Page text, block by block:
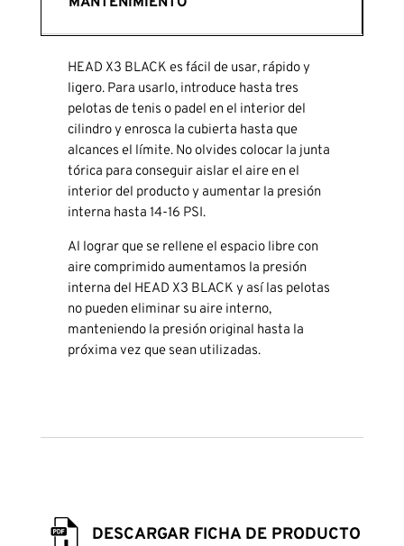
HEAD X3 BLACK es fácil de usar, rápido y
ligero. Para usarlo, introduce hasta tres
pelotas de tenis o padel en el interior del
cilindro y enrosca la cubierta hasta que
alcances el límite. No olvides colocar la junta
tórica para conseguir aislar el aire en el
interior del producto y aumentar la presión
interna hasta 14-16 PSI.
Al lograr que se rellene el espacio libre con
aire comprimido aumentamos la presión
interna del HEAD X3 BLACK y así las pelotas
no pueden eliminar su aire interno,
manteniendo la presión original hasta la
próxima vez que sean utilizadas.
DESCARGAR FICHA DE PRODUCTO